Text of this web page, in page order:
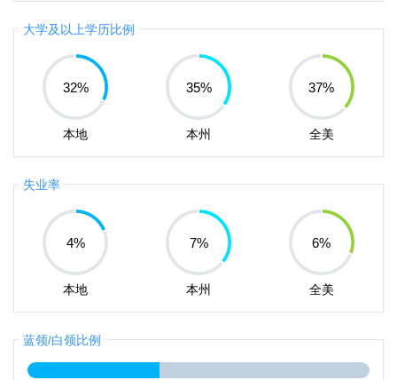
大学及以上学历比例
32%
本地
35%
本州
37%
全美
失业率
4%
本地
7%
本州
6%
全美
蓝领/白领比例